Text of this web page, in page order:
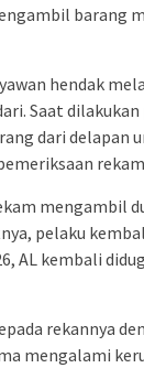
barang
hendak
Saat
dari delapan
mengambil
pelaku
AL kembali
rekannya
mengalami